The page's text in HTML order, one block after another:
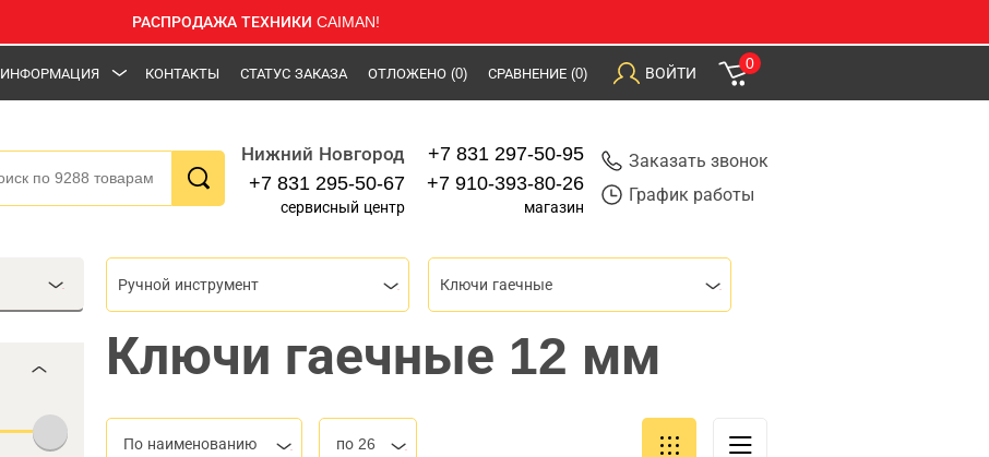
РАСПРОДАЖА ТЕХНИКИ CAIMAN!
ИНФОРМАЦИЯ КОНТАКТЫ СТАТУС ЗАКАЗА ОТЛОЖЕНО (0) СРАВНЕНИЕ (0) ВОЙТИ
0
Нижний Новгород
+7 831 295-50-67
сервисный центр
+7 831 297-50-95
+7 910-393-80-26
магазин
Заказать звонок
График работы
Ручной инструмент Ключи гаечные
Ключи гаечные 12 мм
По наименованию по 26